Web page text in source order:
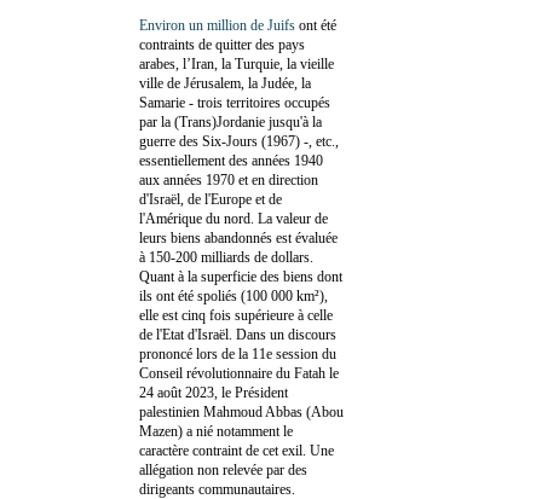
Environ un million de Juifs ont été
contraints de quitter des pays
arabes, l’Iran, la Turquie, la vieille
ville de Jérusalem, la Judée, la
Samarie - trois territoires occupés
par la (Trans)Jordanie jusqu'à la
guerre des Six-Jours (1967) -, etc.,
essentiellement des années 1940
aux années 1970 et en direction
d'Israël, de l'Europe et de
l'Amérique du nord. La valeur de
leurs biens abandonnés est évaluée
à 150-200 milliards de dollars.
Quant à la superficie des biens dont
ils ont été spoliés (100 000 km²),
elle est cinq fois supérieure à celle
de l'Etat d'Israël. Dans un discours
prononcé lors de la 11e session du
Conseil révolutionnaire du Fatah le
24 août 2023, le Président
palestinien Mahmoud Abbas (Abou
Mazen) a nié notamment le
caractère contraint de cet exil. Une
allégation non relevée par des
dirigeants communautaires.